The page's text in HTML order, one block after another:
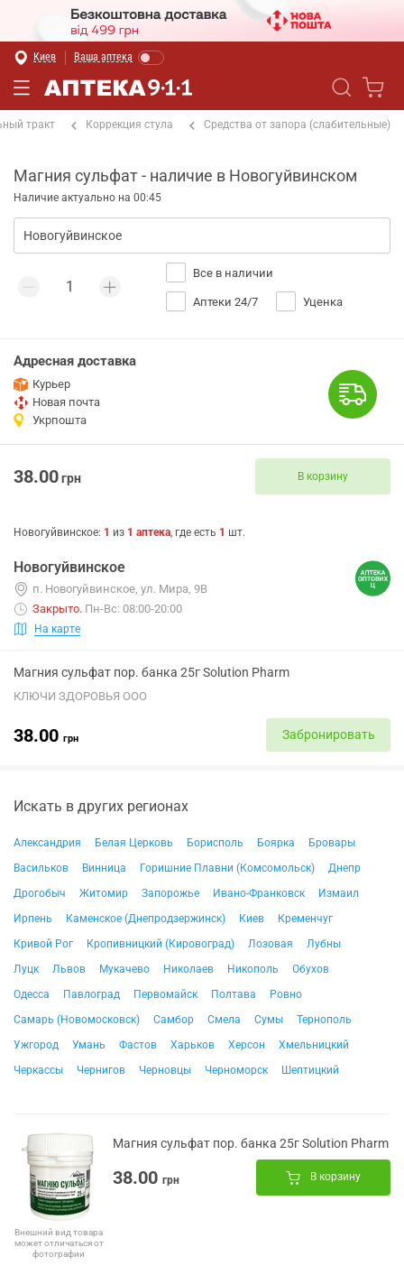
Киев Ваша аптека
тракт Коррекция стула Средства от запора (слабительные)
Магния сульфат - наличие в Новогуйвинском
Наличие актуально на 00:45
Все в наличии
Аптеки 24/7 Уценка
Адресная доставка
Курьер
Новая почта
Укрпошта
38.00грн В корзину
Новогуйвинское: 1 из 1 аптека, где есть 1 шт.
Новогуйвинское
п. Новогуйвинское, ул. Мира, 9В
Закрыто. Пн-Вс: 08:00-20:00
На карте
Магния сульфат пор. банка 25г Solution Pharm
КЛЮЧИ ЗДОРОВЬЯ ООО
38.00 грн Забронировать
Искать в других регионах
Александрия Белая Церковь Борисполь Боярка
Бровары
Васильков
Винница Горишние Плавни (Комсомольск)
Днепр
Дрогобыч
Житомир Запорожье Ивано-Франковск
Измаил
Ирпень
Каменское (Днепродзержинск) Киев
Кременчуг
Кривой Рог
Кропивницкий (Кировоград) Лозовая
Лубны
Луцк
Львов Мукачево Николаев Никополь
Обухов
Одесса
Павлоград Первомайск Полтава
Ровно
Самарь (Новомосковск)
Самбор Смела Сумы
Тернополь
Ужгород
Умань Фастов Харьков Херсон
Хмельницкий
Черкассы
Чернигов Черновцы Черноморск Шептицкий
Внешний вид товара
может отличаться от
фотографии
Магния сульфат пор. банка 25г Solution Pharm
38.00 грн В корзину